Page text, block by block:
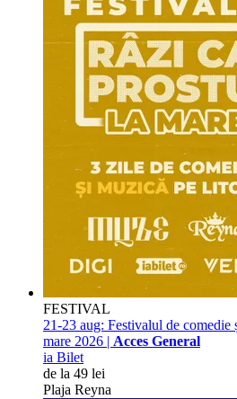
FESTIVAL
21-23 aug: Festivalul de comedie
mare 2026 | Acces General
ia Bilet
de la 49 lei
Plaja Reyna